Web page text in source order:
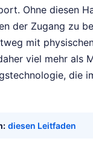
Ohne diesen
der Zugang zu
mit
viel mehr als
die
diesen Leitfaden